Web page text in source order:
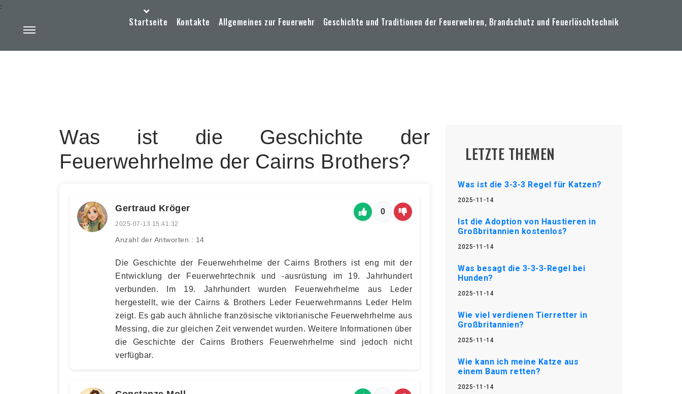
Startseite Kontakte Allgemeines zur Feuerwehr Geschichte und Traditionen der Feuerwehren, Brandschutz und Feuerlöschtechnik
:
Was ist die Geschichte der
Feuerwehrhelme der Cairns Brothers?
Gertraud Kröger
2025-07-13 15:41:32
Anzahl der Antworten : 14
0
Die Geschichte der Feuerwehrhelme der Cairns Brothers ist eng mit der
Entwicklung der Feuerwehrtechnik und -ausrüstung im 19. Jahrhundert
verbunden. Im 19. Jahrhundert wurden Feuerwehrhelme aus Leder
hergestellt, wie der Cairns & Brothers Leder Feuerwehrmanns Leder Helm
zeigt. Es gab auch ähnliche französische viktorianische Feuerwehrhelme aus
Messing, die zur gleichen Zeit verwendet wurden. Weitere Informationen über
die Geschichte der Cairns Brothers Feuerwehrhelme sind jedoch nicht
verfügbar.
LETZTE THEMEN
Was ist die 3-3-3 Regel für Katzen?
2025-11-14
Ist die Adoption von Haustieren in
Großbritannien kostenlos?
2025-11-14
Was besagt die 3-3-3-Regel bei
Hunden?
2025-11-14
Wie viel verdienen Tierretter in
Großbritannien?
2025-11-14
Wie kann ich meine Katze aus
einem Baum retten?
2025-11-14